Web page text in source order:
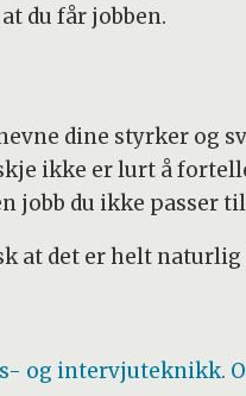
du får jobben.
dine styrker og
ikke er lurt å
jobb du ikke passer
at det er helt
og intervjuteknikk.